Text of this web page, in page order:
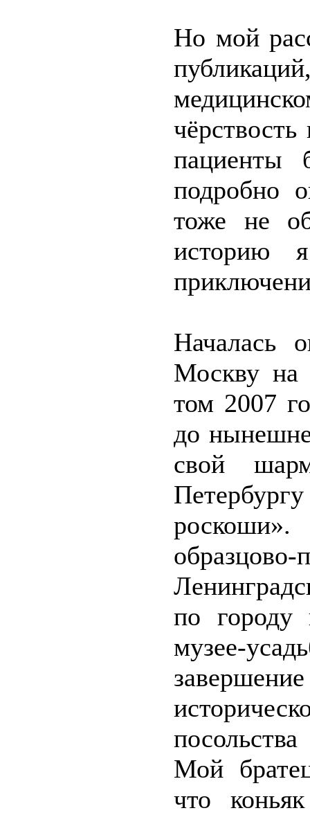
Но мой
пациенты
подробно
тоже не
историю
Началась
Москву на
том 2007
до
свой
по городу
музее-
Мой
что